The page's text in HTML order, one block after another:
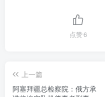
点赞6
上一篇
阿塞拜疆总检察院：俄方承